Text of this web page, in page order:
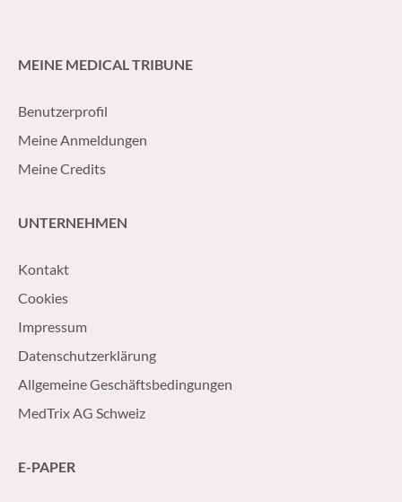
MEINE MEDICAL TRIBUNE
Benutzerprofil
Meine Anmeldungen
Meine Credits
UNTERNEHMEN
Kontakt
Cookies
Impressum
Datenschutzerklärung
Allgemeine Geschäftsbedingungen
MedTrix AG Schweiz
E-PAPER